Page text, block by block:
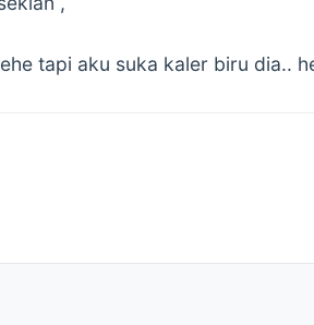
tapi aku suka kaler biru dia..